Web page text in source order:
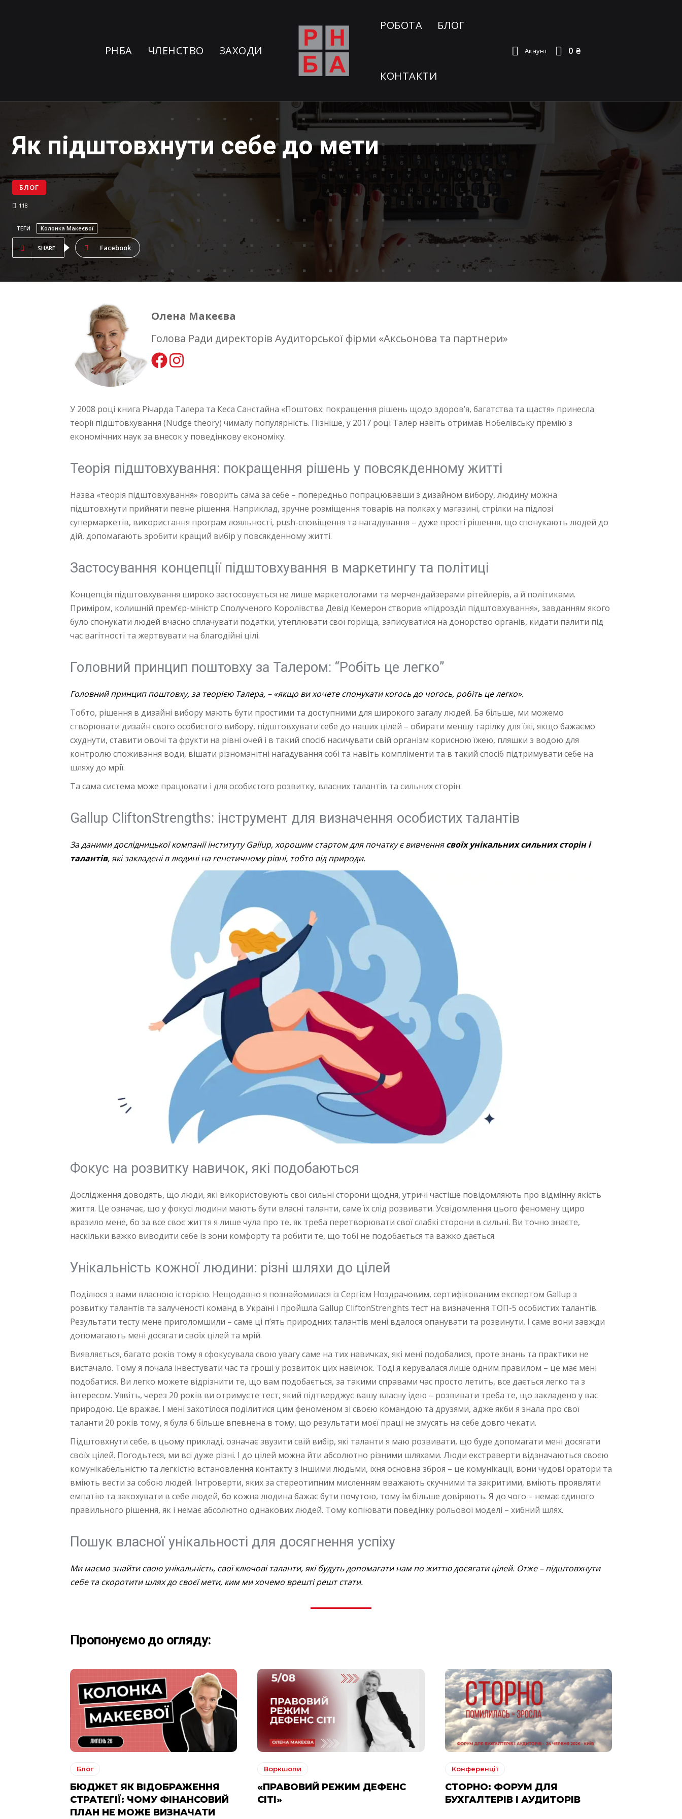
РНБА ЧЛЕНСТВО ЗАХОДИ
РОБОТА БЛОГ
КОНТАКТИ
Акаунт 0 ₴
Як підштовхнути себе до мети
БЛОГ
118
ТЕГИ Колонка Макеєвої
SHARE Facebook
Олена Макеєва
Голова Ради директорів Аудиторської фірми «Аксьонова та партнери»
У 2008 році книга Річарда Талера та Кеса Санстайна «Поштовх: покращення рішень щодо здоров’я, багатства та щастя» принесла
теорії підштовхування (Nudge theory) чималу популярність. Пізніше, у 2017 році Талер навіть отримав Нобелівську премію з
економічних наук за внесок у поведінкову економіку.
Теорія підштовхування: покращення рішень у повсякденному житті
Назва «теорія підштовхування» говорить сама за себе – попередньо попрацювавши з дизайном вибору, людину можна
підштовхнути прийняти певне рішення. Наприклад, зручне розміщення товарів на полках у магазині, стрілки на підлозі
супермаркетів, використання програм лояльності, push-сповіщення та нагадування – дуже прості рішення, що спонукають людей до
дій, допомагають зробити кращий вибір у повсякденному житті.
Застосування концепції підштовхування в маркетингу та політиці
Концепція підштовхування широко застосовується не лише маркетологами та мерчендайзерами рітейлерів, а й політиками.
Приміром, колишній прем’єр-міністр Сполученого Королівства Девід Кемерон створив «підрозділ підштовхування», завданням якого
було спонукати людей вчасно сплачувати податки, утеплювати свої горища, записуватися на донорство органів, кидати палити під
час вагітності та жертвувати на благодійні цілі.
Головний принцип поштовху за Талером: “Робіть це легко”
Головний принцип поштовху, за теорією Талера, – «якщо ви хочете спонукати когось до чогось, робіть це легко».
Тобто, рішення в дизайні вибору мають бути простими та доступними для широкого загалу людей. Ба більше, ми можемо
створювати дизайн свого особистого вибору, підштовхувати себе до наших цілей – обирати меншу тарілку для їжі, якщо бажаємо
схуднути, ставити овочі та фрукти на рівні очей і в такий спосіб насичувати свій організм корисною їжею, пляшки з водою для
контролю споживання води, вішати різноманітні нагадування собі та навіть компліменти та в такий спосіб підтримувати себе на
шляху до мрії.
Та сама система може працювати і для особистого розвитку, власних талантів та сильних сторін.
Gallup CliftonStrengths: інструмент для визначення особистих талантів
За даними дослідницької компанії інституту Gallup, хорошим стартом для початку є вивченнясвоїх унікальних сильних сторін і
талантів, які закладені в людині на генетичному рівні, тобто від природи.
Фокус на розвитку навичок, які подобаються
Дослідження доводять, що люди, які використовують свої сильні сторони щодня, утричі частіше повідомляють про відмінну якість
життя. Це означає, що у фокусі людини мають бути власні таланти, саме їх слід розвивати. Усвідомлення цього феномену щиро
вразило мене, бо за все своє життя я лише чула про те, як треба перетворювати свої слабкі сторони в сильні. Ви точно знаєте,
наскільки важко виводити себе із зони комфорту та робити те, що тобі не подобається та важко дається.
Унікальність кожної людини: різні шляхи до цілей
Поділюся з вами власною історією. Нещодавно я познайомилася із Сергієм Ноздрачовим, сертифікованим експертом Gallup з
розвитку талантів та залученості команд в Україні і пройшла Gallup CliftonStrenghts тест на визначення ТОП-5 особистих талантів.
Результати тесту мене приголомшили – саме ці п’ять природних талантів мені вдалося опанувати та розвинути. І саме вони завжди
допомагають мені досягати своїх цілей та мрій.
Виявляється, багато років тому я сфокусувала свою увагу саме на тих навичках, які мені подобалися, проте знань та практики не
вистачало. Тому я почала інвестувати час та гроші у розвиток цих навичок. Тоді я керувалася лише одним правилом – це має мені
подобатися. Ви легко можете відрізнити те, що вам подобається, за такими справами час просто летить, все дається легко та з
інтересом. Уявіть, через 20 років ви отримуєте тест, який підтверджує вашу власну ідею – розвивати треба те, що закладено у вас
природою. Це вражає. І мені захотілося поділитися цим феноменом зі своєю командою та друзями, адже якби я знала про свої
таланти 20 років тому, я була б більше впевнена в тому, що результати моєї праці не змусять на себе довго чекати.
Підштовхнути себе, в цьому прикладі, означає звузити свій вибір, які таланти я маю розвивати, що буде допомагати мені досягати
своїх цілей. Погодьтеся, ми всі дуже різні. І до цілей можна йти абсолютно різними шляхами. Люди екстраверти відзначаються своєю
комунікабельністю та легкістю встановлення контакту з іншими людьми, їхня основна зброя – це комунікації, вони чудові оратори та
вміють вести за собою людей. Інтроверти, яких за стереотипним мисленням вважають скучними та закритими, вміють проявляти
емпатію та закохувати в себе людей, бо кожна людина бажає бути почутою, тому їм більше довіряють. Я до чого – немає єдиного
правильного рішення, як і немає абсолютно однакових людей. Тому копіювати поведінку рольової моделі – хибний шлях.
Пошук власної унікальності для досягнення успіху
Ми маємо знайти свою унікальність, свої ключові таланти, які будуть допомагати нам по життю досягати цілей. Отже – підштовхнути
себе та скоротити шлях до своєї мети, ким ми хочемо врешті решт стати.
Пропонуємо до огляду:
Блог
БЮДЖЕТ ЯК ВІДОБРАЖЕННЯ
СТРАТЕГІЇ: ЧОМУ ФІНАНСОВИЙ
ПЛАН НЕ МОЖЕ ВИЗНАЧАТИ
Воркшопи
«ПРАВОВИЙ РЕЖИМ ДЕФЕНС
СІТІ»
Конференції
СТОРНО: ФОРУМ ДЛЯ
БУХГАЛТЕРІВ І АУДИТОРІВ